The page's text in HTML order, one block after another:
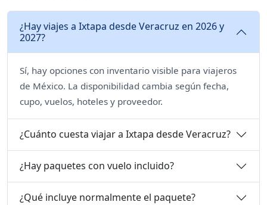
¿Hay viajes a Ixtapa desde Veracruz en 2026 y
2027?
Sí, hay opciones con inventario visible para viajeros
de México. La disponibilidad cambia según fecha,
cupo, vuelos, hoteles y proveedor.
¿Cuánto cuesta viajar a Ixtapa desde Veracruz?
¿Hay paquetes con vuelo incluido?
¿Qué incluye normalmente el paquete?